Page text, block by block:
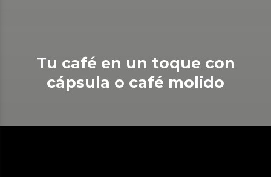
Tu café en un toque con
cápsula o café molido